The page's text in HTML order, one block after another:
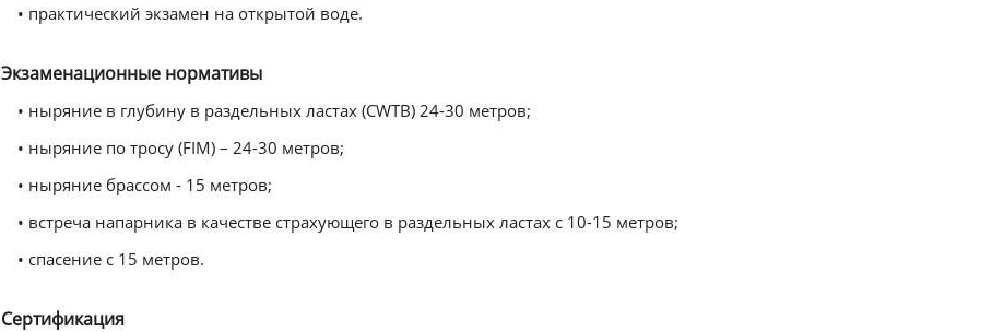
• практический экзамен на открытой воде.
Экзаменационные нормативы
• ныряние в глубину в раздельных ластах (CWTB) 24-30 метров;
• ныряние по тросу (FIM) – 24-30 метров;
• ныряние брассом - 15 метров;
• встреча напарника в качестве страхующего в раздельных ластах с 10-15 метров;
• спасение с 15 метров.
Сертификация